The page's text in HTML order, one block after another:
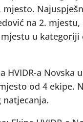
mjesto.
na 2.
mjestu u
HVIDR-a Novska
od 4 ekipe.
natjecanja.